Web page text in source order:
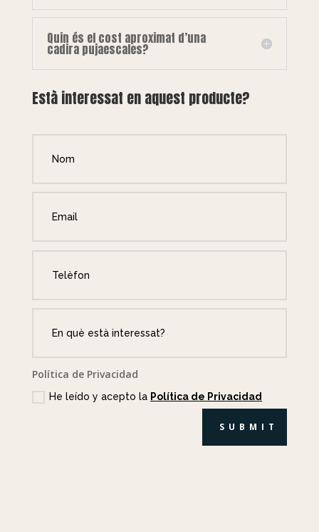
Quin és el cost aproximat d’una
cadira pujaescales?
Està interessat en aquest producte?
Política de Privacidad
He leído y acepto la Política de Privacidad
SUBMIT